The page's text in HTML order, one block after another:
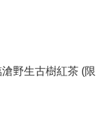
野生古樹紅茶 (限